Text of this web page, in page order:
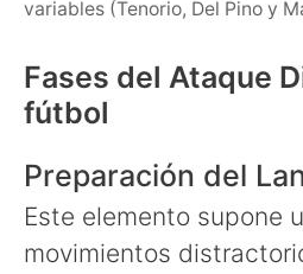
variables (Tenorio, Del Pino y
Fases del Ataque
fútbol
Preparación del
Este elemento supone
movimientos